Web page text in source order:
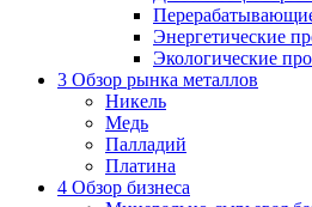
Энергетические
Экологические
3 Обзор рынка металлов
Никель
Медь
Палладий
Платина
4 Обзор бизнеса